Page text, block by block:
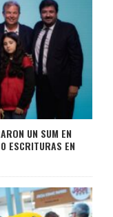
UN SUM EN
ESCRITURAS EN